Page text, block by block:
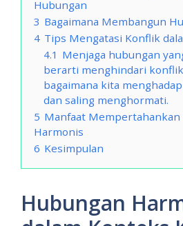
Hubungan
3 Bagaimana Membangun
4 Tips Mengatasi Konflik
4.1 Menjaga hubungan
berarti menghindari
bagaimana kita
dan saling menghormati.
5 Manfaat Mempertahankan
Harmonis
6 Kesimpulan
Hubungan